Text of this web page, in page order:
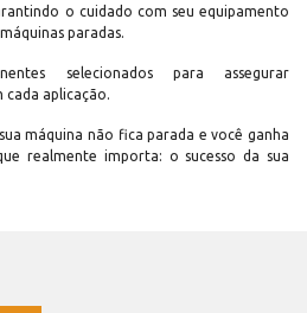
o cuidado com seu equipamento
paradas.
selecionados para assegurar
cada aplicação.
máquina não fica parada e você ganha
realmente importa: o sucesso da sua